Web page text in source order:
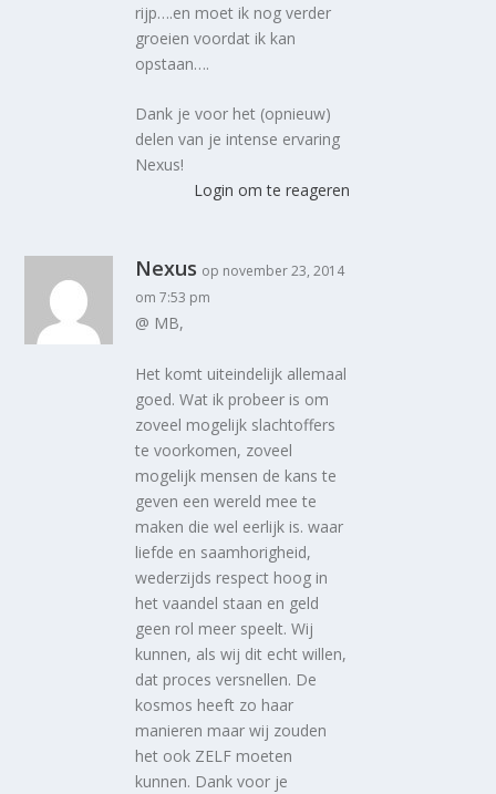
rijp….en moet ik nog verder
groeien voordat ik kan
opstaan….
Dank je voor het (opnieuw)
delen van je intense ervaring
Nexus!
Login om te reageren
Nexus op november 23, 2014
om 7:53 pm
@ MB,
Het komt uiteindelijk allemaal
goed. Wat ik probeer is om
zoveel mogelijk slachtoffers
te voorkomen, zoveel
mogelijk mensen de kans te
geven een wereld mee te
maken die wel eerlijk is. waar
liefde en saamhorigheid,
wederzijds respect hoog in
het vaandel staan en geld
geen rol meer speelt. Wij
kunnen, als wij dit echt willen,
dat proces versnellen. De
kosmos heeft zo haar
manieren maar wij zouden
het ook ZELF moeten
kunnen. Dank voor je